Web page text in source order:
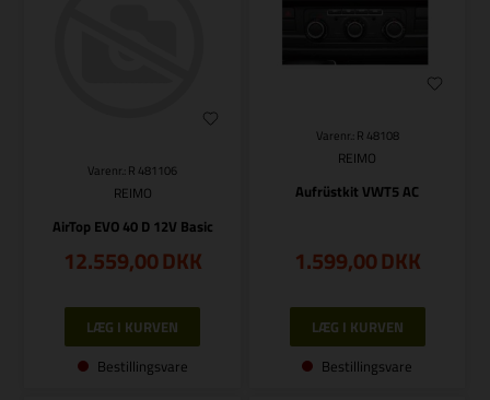
Varenr.: R 481106
REIMO
AirTop EVO 40 D 12V Basic
12.559,00DKK
Bestillingsvare
Varenr.: R 48108
REIMO
Aufrüstkit VWT5 AC
1.599,00DKK
Bestillingsvare